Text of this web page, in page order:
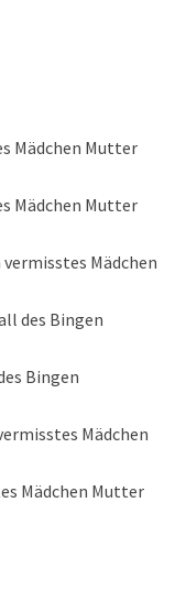
Mädchen Mutter
Mädchen Mutter
Mädchen
des Bingen
Bingen
Mädchen
Mädchen Mutter